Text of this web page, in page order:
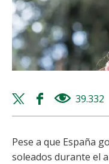
Twitter
share
Facebook
share
39.332
Pese a que España
soleados durante el